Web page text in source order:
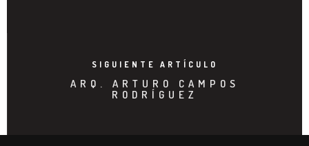
SIGUIENTE ARTÍCULO
ARQ. ARTURO CAMPOS
RODRÍGUEZ